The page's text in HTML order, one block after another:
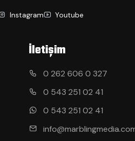
Instagram Youtube
İletişim
0 262 606 0 327
0 543 251 02 41
0 543 251 02 41